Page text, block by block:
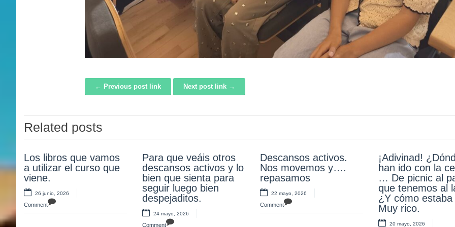
Post navigation← Previous post link Next post link →
Related posts
Los libros que vamos
a utilizar el curso que
viene.
26 junio, 2026
Comment
Para que veáis otros
descansos activos y lo
bien que sienta para
seguir luego bien
despejaditos.
24 mayo, 2026
Comment
Descansos activos.
Nos movemos y….
repasamos
22 mayo, 2026
Comment
¡Adivinad!
han ido con la
… De picnic al
que tenemos al
¿Y cómo estaba
Muy rico.
20 mayo, 2026
¡Atención!
20 mayo, 2026
Nuestro alumnos y
alumnas de tercero en
la Museo del Ejército,
aprendiendo y
disfrutando. ¡Olee!
17 mayo, 2026
Comment
¡Muchas gracias
familias! Un año más
disfrutando toda la
comunidad educativa
con unos juegos
divertidos y un
Muchas gracias
nuestros profes
querer pasar un
maravilloso en
du foi. ¡Se lo
pasaron….genial!
14 mayo, 2026